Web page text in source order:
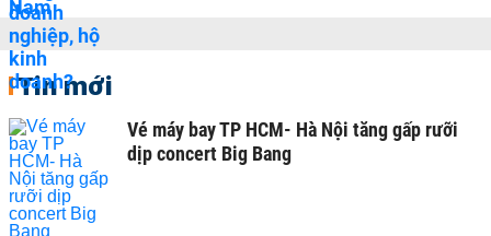
Tin mới
Vé máy bay TP HCM- Hà Nội tăng gấp rưỡi
dịp concert Big Bang